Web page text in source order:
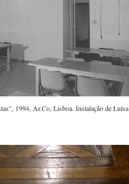
1994, Ar.Co, Lisboa. Instalação de Luísa